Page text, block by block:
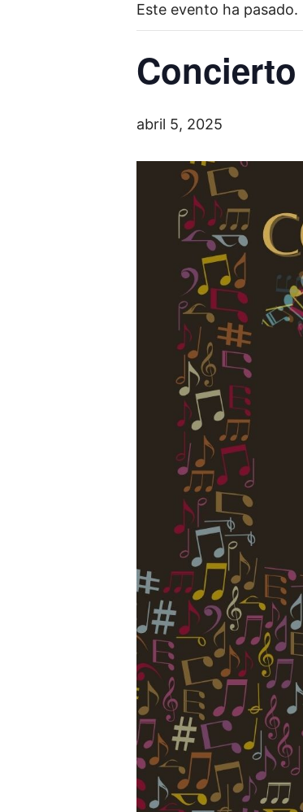
Este evento ha pasado.
abril 5, 2025